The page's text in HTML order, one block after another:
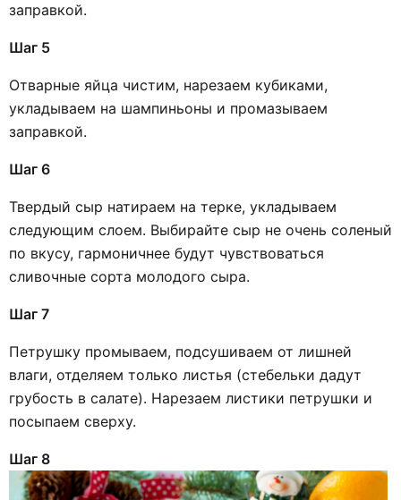
заправкой.
Шаг 5
Отварные яйца чистим, нарезаем кубиками,
укладываем на шампиньоны и промазываем
заправкой.
Шаг 6
Твердый сыр натираем на терке, укладываем
следующим слоем. Выбирайте сыр не очень соленый
по вкусу, гармоничнее будут чувствоваться
сливочные сорта молодого сыра.
Шаг 7
Петрушку промываем, подсушиваем от лишней
влаги, отделяем только листья (стебельки дадут
грубость в салате). Нарезаем листики петрушки и
посыпаем сверху.
Шаг 8